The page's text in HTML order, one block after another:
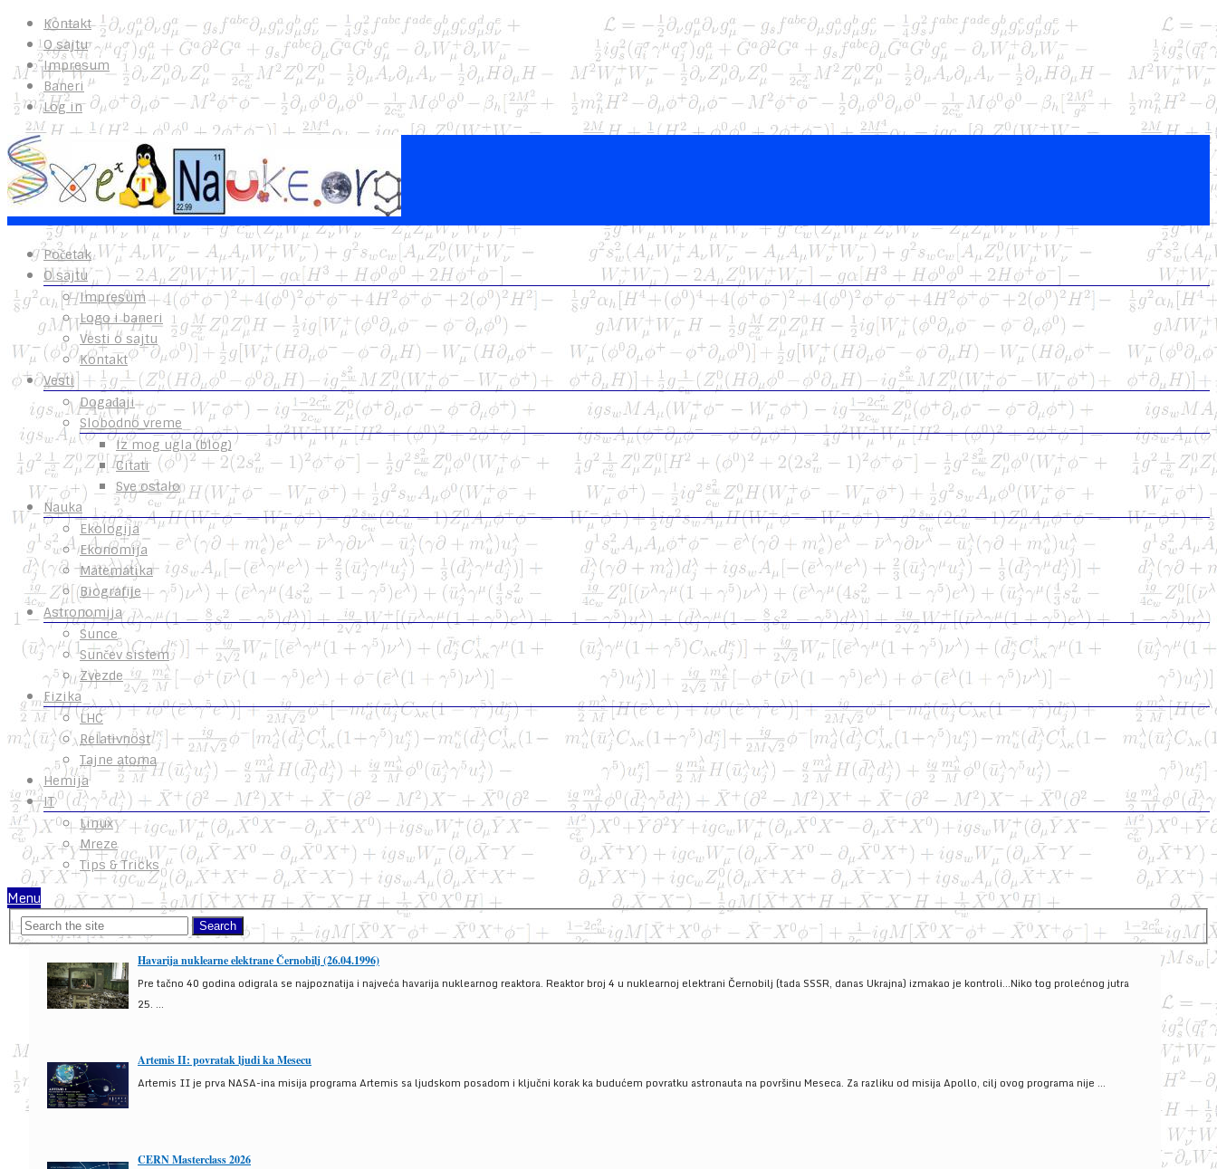
Kontakt
O sajtu
Impresum
Baneri
Log in
Početak
O sajtu
Impresum
Logo i baneri
Vesti o sajtu
Kontakt
Vesti
Događaji
Slobodno vreme
Iz mog ugla (blog)
Citati
Sve ostalo
Nauka
Ekologija
Ekonomija
Matematika
Biografije
Astronomija
Sunce
Sunčev sistem
Zvezde
Fizika
LHC
Relativnost
Tajne atoma
Hemija
IT
Linux
Mreze
Tips & Tricks
Menu
Havarija nuklearne elektrane Černobilj (26.04.1996)
Pre tačno 40 godina odigrala se najpoznatija i najveća havarija nuklearnog reaktora. Reaktor broj 4 u nuklearnoj elektrani Černobilj (tada SSSR, danas Ukrajna) izmakao je kontroli...Niko tog prolećnog jutra
25. ...
Artemis II: povratak ljudi ka Mesecu
Artemis II je prva NASA-ina misija programa Artemis sa ljudskom posadom i ključni korak ka budućem povratku astronauta na površinu Meseca. Za razliku od misija Apollo, cilj ovog programa nije ...
CERN Masterclass 2026